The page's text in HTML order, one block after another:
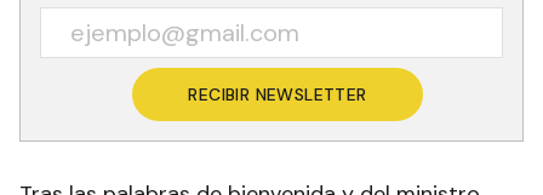
RECIBIR NEWSLETTER